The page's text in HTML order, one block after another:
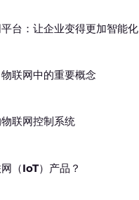
台：让企业变得更加智能化
联网中的重要概念
联网控制系统
（IoT）产品？